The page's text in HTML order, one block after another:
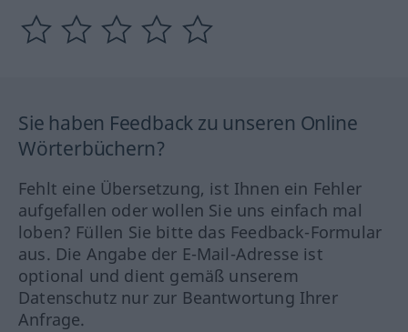
Sie haben Feedback zu unseren Online
Wörterbüchern?
Fehlt eine Übersetzung, ist Ihnen ein Fehler
aufgefallen oder wollen Sie uns einfach mal
loben? Füllen Sie bitte das Feedback-Formular
aus. Die Angabe der E-Mail-Adresse ist
optional und dient gemäß unserem
Datenschutz nur zur Beantwortung Ihrer
Anfrage.